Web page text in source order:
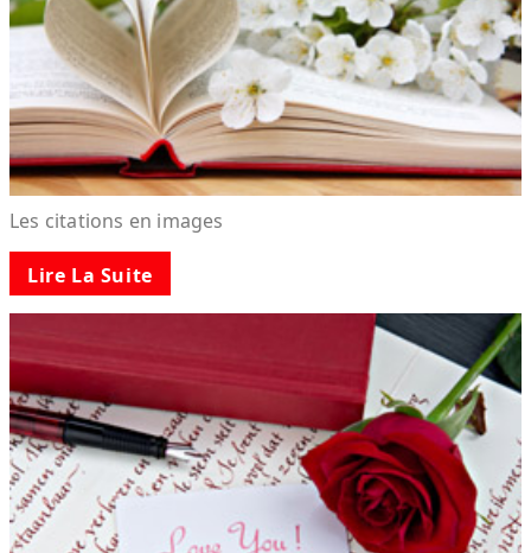
Les citations en images
Lire La Suite